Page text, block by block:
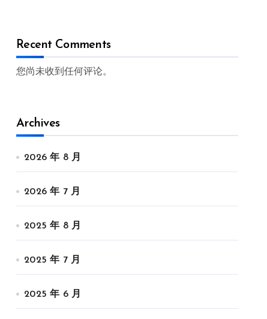
Recent Comments
您尚未收到任何评论。
Archives
2026 年 8 月
2026 年 7 月
2025 年 8 月
2025 年 7 月
2025 年 6 月